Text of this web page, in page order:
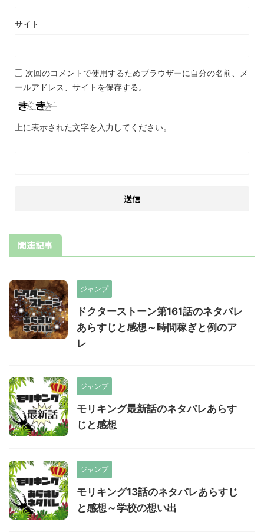
サイト
次回のコメントで使用するためブラウザーに自分の名前、メ
ールアドレス、サイトを保存する。
上に表示された文字を入力してください。
関連記事
ジャンプ
ドクターストーン第161話のネタバレ
あらすじと感想～時間稼ぎと例のア
レ
ジャンプ
モリキング最新話のネタバレあらす
じと感想
ジャンプ
モリキング13話のネタバレあらすじ
と感想～学校の想い出